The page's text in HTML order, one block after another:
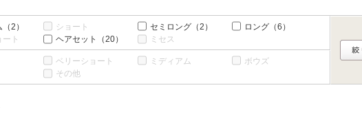
（2） ショート セミロング （2） ロング （6）
ト
ヘアセット （20） ミセス
ベリーショート ミディアム
ボウズ
その他